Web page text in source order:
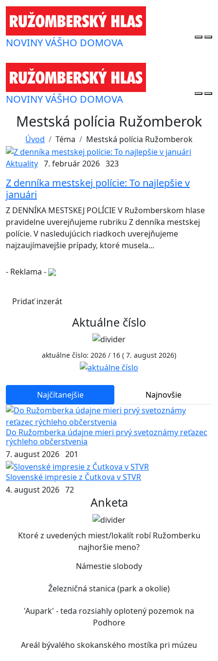
NOVINY VÁŠHO DOMOVA
NOVINY VÁŠHO DOMOVA
Mestská polícia Ružomberok
Úvod Téma Mestská polícia Ružomberok
Aktuality 7. február 2026 323
Z denníka mestskej polície: To najlepšie v
januári
Z DENNÍKA MESTSKEJ POLÍCIE V Ružomberskom hlase
pravidelne uverejňujeme rubriku Z denníka mestskej
polície. V nasledujúcich riadkoch uverejňujeme
najzaujímavejšie prípady, ktoré musela...
- Reklama -
Pridať inzerát
Aktuálne číslo
aktuálne číslo: 2026 / 16 ( 7. august 2026)
Najčítanejšie Najnovšie
Do Ružomberka údajne mieri prvý svetoznámy reťazec
rýchleho občerstvenia
7. august 2026 201
Slovenské impresie z Čutkova v STVR
4. august 2026 72
Anketa
Ktoré z uvedených miest/lokalít robí Ružomberku
najhoršie meno?
Námestie slobody
Železničná stanica (park a okolie)
'Aupark' - teda rozsiahly oplotený pozemok na
Podhore
Areál bývalého skokanského mostíka pri múzeu